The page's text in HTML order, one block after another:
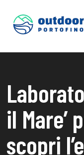
il Mare’
scopri